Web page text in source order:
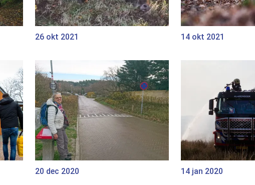
26 okt 2021 14 okt 2021
20 dec 2020 14 jan 2020